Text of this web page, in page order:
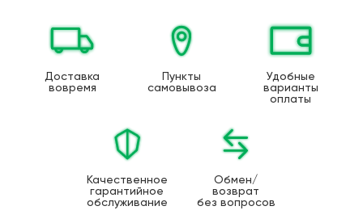
Доставка
вовремя
Пункты
самовывоза
Удобные
варианты
оплаты
Качественное
гарантийное
обслуживание
Обмен/
возврат
без вопросов